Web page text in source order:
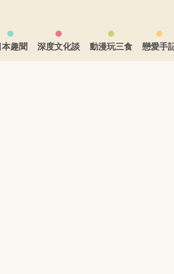
趣聞
深度文化談 動漫玩三食 戀愛手